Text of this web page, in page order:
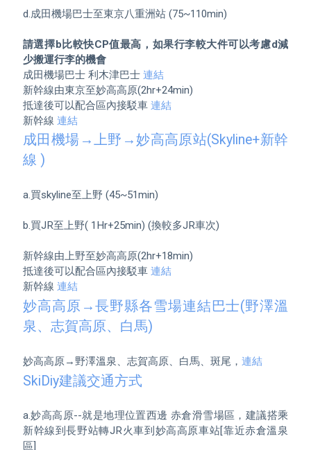
d.成田機場巴士至東京八重洲站 (75~110min)
請選擇b比較快CP值最高，如果行李較大件可以考慮d減
少搬運行李的機會
成田機場巴士 利木津巴士 連結
新幹線由東京至妙高高原(2hr+24min)
抵達後可以配合區內接駁車 連結
新幹線 連結
成田機場→上野→妙高高原站(Skyline+新幹
線 )
a.買skyline至上野 (45~51min)
b.買JR至上野( 1Hr+25min) (換較多JR車次)
新幹線由上野至妙高高原(2hr+18min)
抵達後可以配合區內接駁車 連結
新幹線 連結
妙高高原→長野縣各雪場連結巴士(野澤溫
泉、志賀高原、白馬)
妙高高原→野澤溫泉、志賀高原、白馬、斑尾， 連結
SkiDiy建議交通方式
a.妙高高原--就是地理位置西邊 赤倉滑雪場區，建議搭乘
新幹線到長野站轉JR火車到妙高高原車站[靠近赤倉溫泉
區]